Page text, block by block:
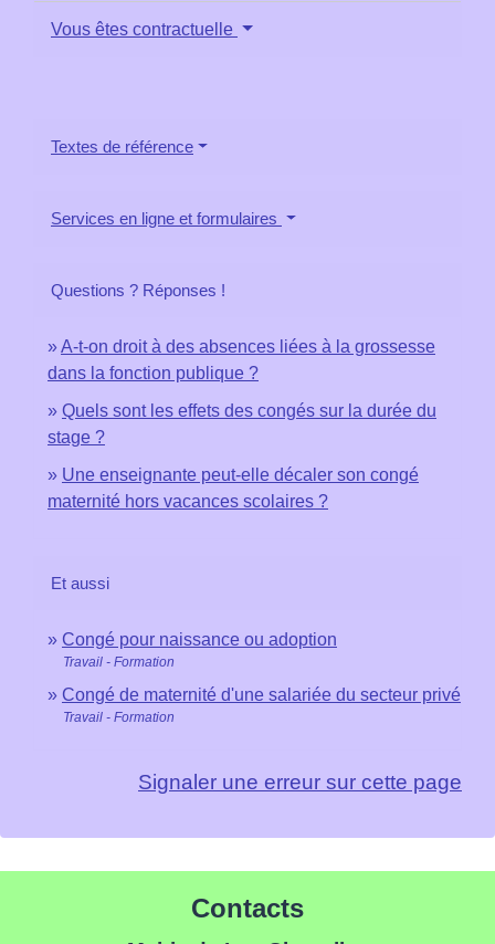
Vous êtes contractuelle
Textes de référence
Services en ligne et formulaires
Questions ? Réponses !
A-t-on droit à des absences liées à la grossesse
dans la fonction publique ?
Quels sont les effets des congés sur la durée du
stage ?
Une enseignante peut-elle décaler son congé
maternité hors vacances scolaires ?
Et aussi
Congé pour naissance ou adoption
Travail - Formation
Congé de maternité d'une salariée du secteur privé
Travail - Formation
Signaler une erreur sur cette page
Contacts